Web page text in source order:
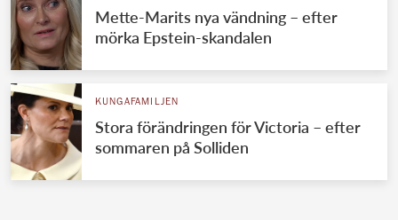
Mette-Marits nya vändning – efter
mörka Epstein-skandalen
KUNGAFAMILJEN
Stora förändringen för Victoria – efter
sommaren på Solliden